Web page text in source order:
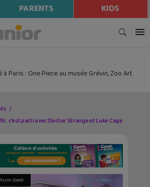
PARENTS KIDS
Paris : One Piece au musée Grévin, Zoo Art
: c’est parti avec Doctor Strange et Luke Cage
Geek